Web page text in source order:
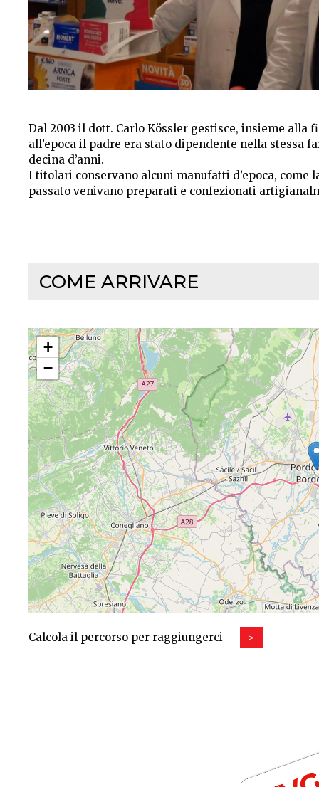
Dal 2003 il dott. Carlo Kössler gestisce, insieme alla
all’epoca il padre era stato dipendente nella stessa
decina d’anni.
I titolari conservano alcuni manufatti d’epoca,
passato venivano preparati e confezionati
COME ARRIVARE
+
−
Calcola il percorso per raggiungerci >